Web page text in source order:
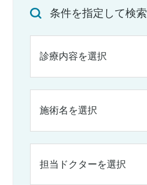
条件を指定して検索
診療内容を選択
施術名を選択
担当ドクターを選択